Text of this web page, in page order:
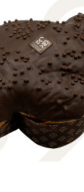
AL CARRELLO